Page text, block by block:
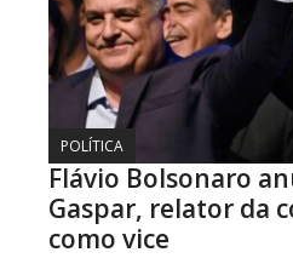
POLÍTICA
Flávio Bolsonaro
Gaspar, relator da
como vice